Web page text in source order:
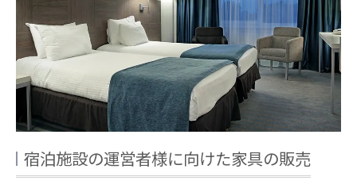
宿泊施設の運営者様に向けた家具の販売